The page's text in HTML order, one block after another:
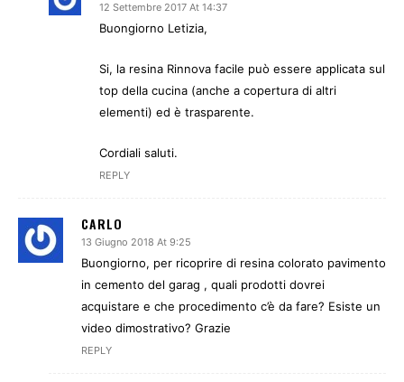
12 Settembre 2017 At 14:37
Buongiorno Letizia,
Si, la resina Rinnova facile può essere applicata sul
top della cucina (anche a copertura di altri
elementi) ed è trasparente.
Cordiali saluti.
REPLY
CARLO
13 Giugno 2018 At 9:25
Buongiorno, per ricoprire di resina colorato pavimento
in cemento del garag , quali prodotti dovrei
acquistare e che procedimento c’è da fare? Esiste un
video dimostrativo? Grazie
REPLY